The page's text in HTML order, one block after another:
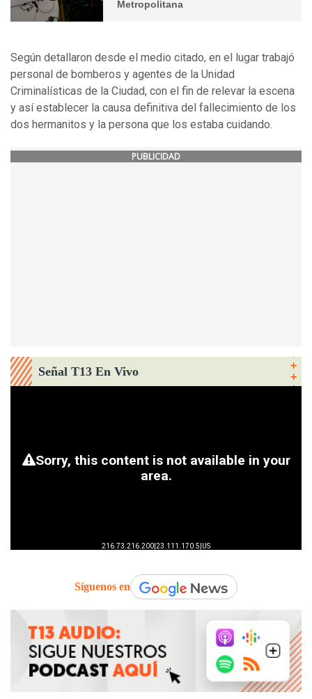
Metropolitana
Según detallaron desde el medio citado, en el lugar trabajó
personal de bomberos y agentes de la Unidad
Criminalísticas de la Ciudad, con el fin de relevar la escena
y así establecer la causa definitiva del fallecimiento de los
dos hermanitos y la persona que los estaba cuidando.
PUBLICIDAD
Señal T13 En Vivo
Síguenos en